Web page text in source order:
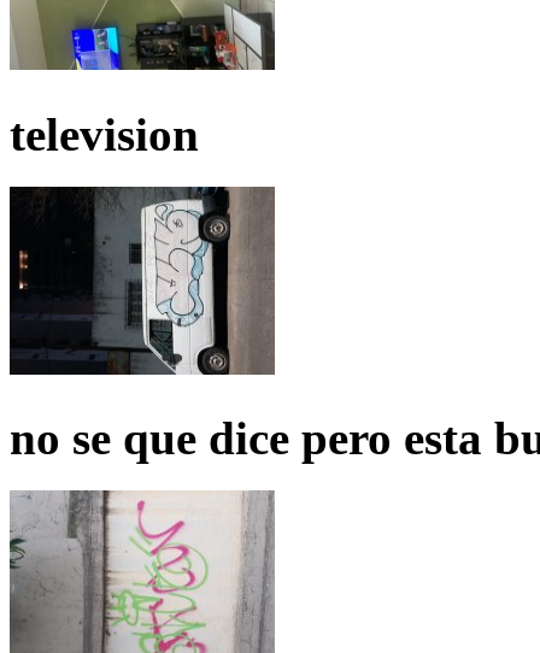
television
no se que dice pero esta